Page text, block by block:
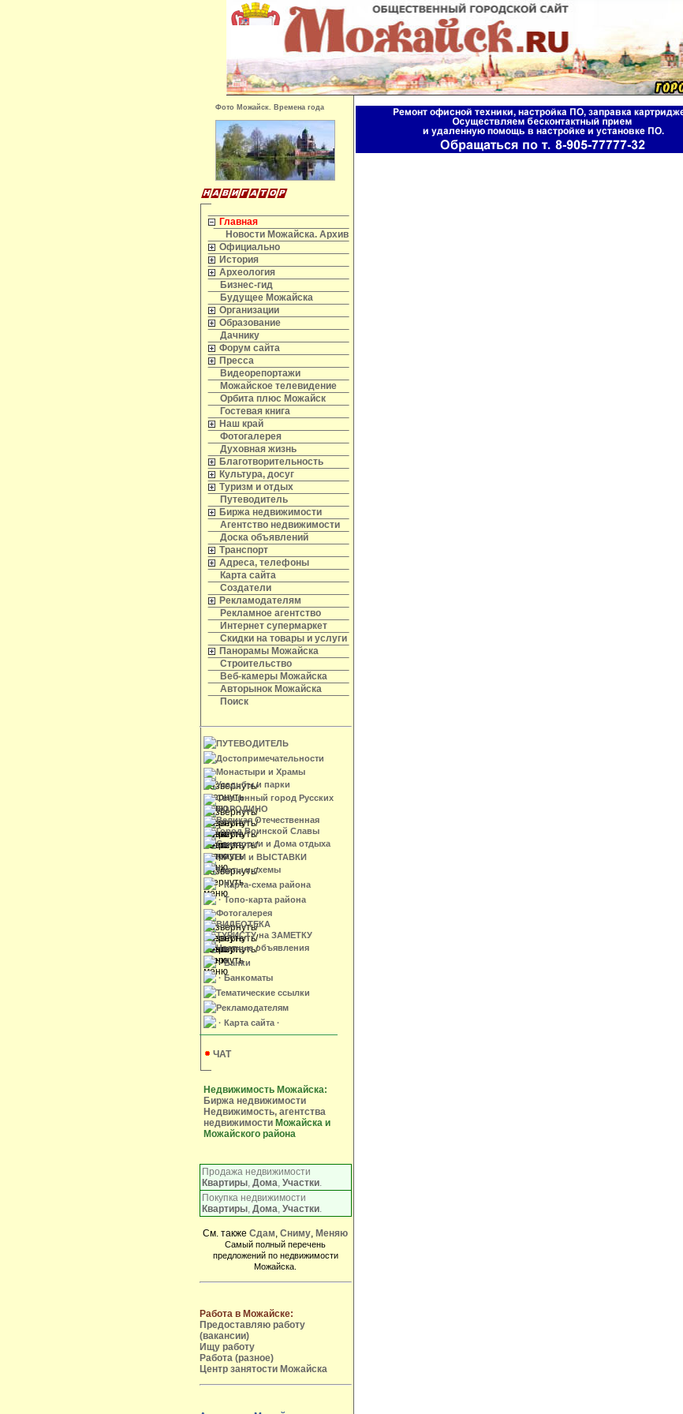
Фото Можайск. Времена года
Главная
Новости Можайска. Архив
Официально
История
Археология
Бизнес-гид
Будущее Можайска
Организации
Образование
Дачнику
Форум сайта
Пресса
Видеорепортажи
Можайское телевидение
Орбита плюс Можайск
Гостевая книга
Наш край
Фотогалерея
Духовная жизнь
Благотворительность
Культура, досуг
Туризм и отдых
Путеводитель
Биржа недвижимости
Агентство недвижимости
Доска объявлений
Транспорт
Адреса, телефоны
Карта сайта
Создатели
Рекламодателям
Рекламное агентство
Интернет супермаркет
Скидки на товары и услуги
Панорамы Можайска
Строительство
Веб-камеры Можайска
Авторынок Можайска
Поиск
ПУТЕВОДИТЕЛЬ
Достопримечательности
Монастыри и Храмы
Усадьбы и парки
Священный город Русских
БОРОДИНО
Великая Отечественная
Город Воинской Славы
Санатории и Дома отдыха
МУЗЕИ и ВЫСТАВКИ
Карты и схемы
· Карта-схема района
· Топо-карта района
Фотогалерея
ВИДЕОТЕКА
ТУРИСТУ на ЗАМЕТКУ
Частные объявления
· Банки
· Банкоматы
Тематические ссылки
Рекламодателям
· Карта сайта ·
ЧАТ
Недвижимость Можайска:
Биржа недвижимости
Недвижимость, агентства
недвижимостиМожайска и
Можайского района
Продажа недвижимости
Квартиры, Дома, Участки.
Покупка недвижимости
Квартиры, Дома, Участки.
См. также Сдам, Сниму, Меняю
Самый полный перечень
предложений по недвижимости
Можайска.
Работа в Можайске:
Предоставляю работу
(вакансии)
Ищу работу
Работа (разное)
Центр занятости Можайска